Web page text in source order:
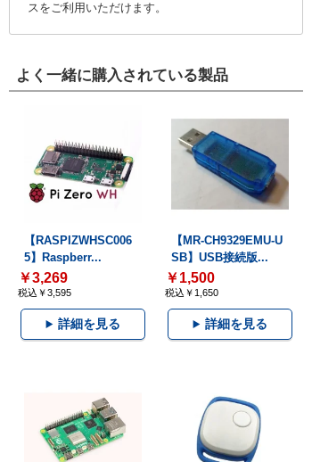
スをご利用いただけます。
よく一緒に購入されている製品
【RASPIZWHSC006
5】Raspberr...
￥3,269
税込￥3,595
詳細を見る
【MR-CH9329EMU-U
SB】USB接続版...
￥1,500
税込￥1,650
詳細を見る